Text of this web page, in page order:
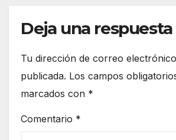
Deja una respuesta
Tu dirección de correo
publicada. Los campos
marcados con *
Comentario *